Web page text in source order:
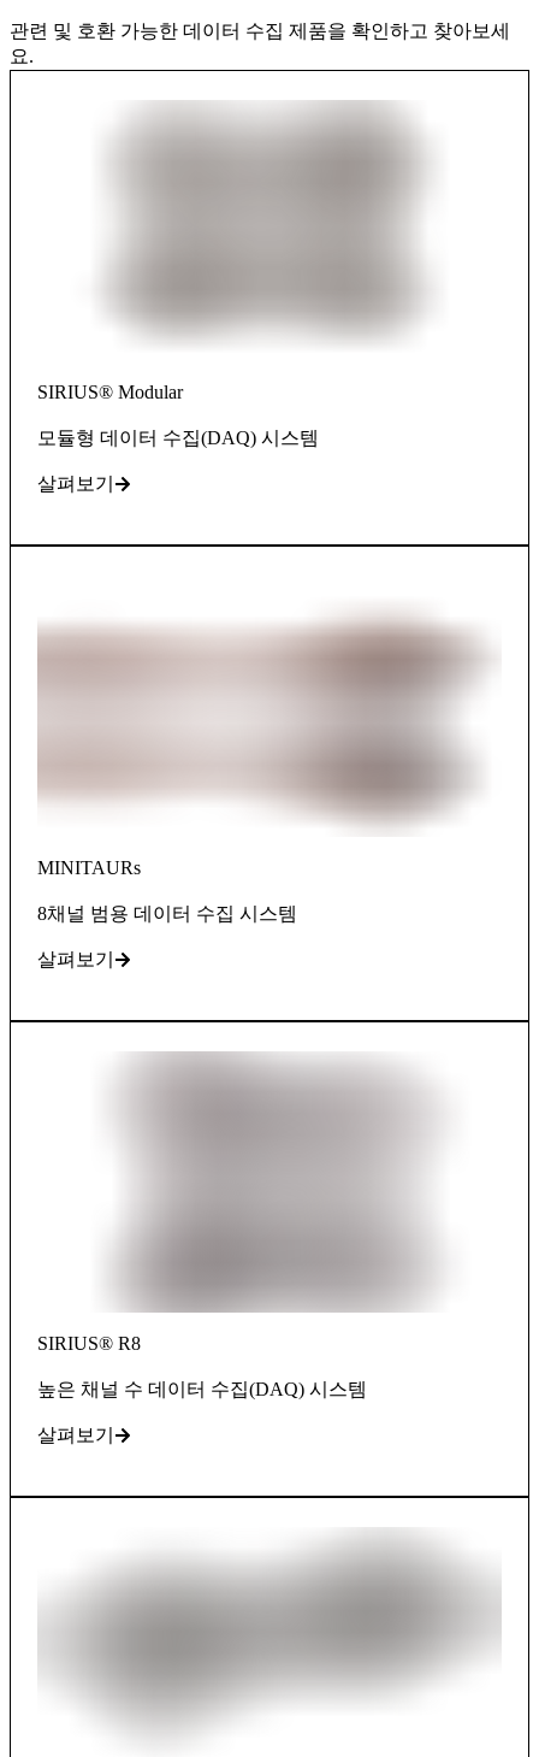
관련 및 호환 가능한 데이터 수집 제품을 확인하고 찾아보세
요.
SIRIUS® Modular
모듈형 데이터 수집(DAQ) 시스템
살펴보기
MINITAURs
8채널 범용 데이터 수집 시스템
살펴보기
SIRIUS® R8
높은 채널 수 데이터 수집(DAQ) 시스템
살펴보기